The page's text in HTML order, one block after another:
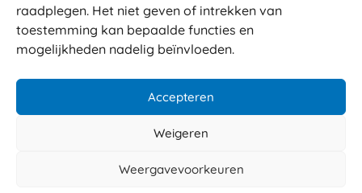
raadplegen. Het niet geven of intrekken van
toestemming kan bepaalde functies en
mogelijkheden nadelig beïnvloeden.
Accepteren
Weigeren
Weergavevoorkeuren
Retouren
Service en garantie
Veilig betalen
© 2026 Sabé Verpakkingen